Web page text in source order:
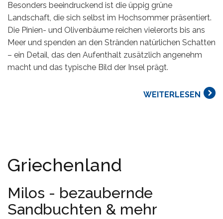
Besonders beeindruckend ist die üppig grüne
Landschaft, die sich selbst im Hochsommer präsentiert.
Die Pinien- und Olivenbäume reichen vielerorts bis ans
Meer und spenden an den Stränden natürlichen Schatten
– ein Detail, das den Aufenthalt zusätzlich angenehm
macht und das typische Bild der Insel prägt.
WEITERLESEN
Griechenland
Milos - bezaubernde
Sandbuchten & mehr